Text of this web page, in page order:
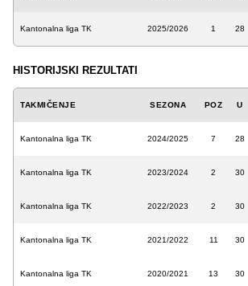
Kantonalna liga TK 2025/2026 1 28
HISTORIJSKI REZULTATI
TAKMIČENJE SEZONA POZ U
Kantonalna liga TK 2024/2025 7 28
Kantonalna liga TK 2023/2024 2 30
Kantonalna liga TK 2022/2023 2 30
Kantonalna liga TK 2021/2022 11 30
Kantonalna liga TK 2020/2021 13 30